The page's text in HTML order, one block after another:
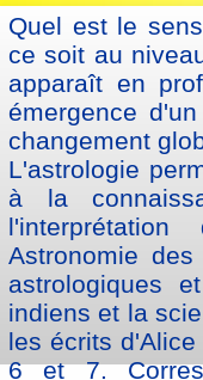
Quel est le
ce soit au
apparaît en
émergence
changement
L'astrologie
à la
Astronomie
astrologiques
indiens et la
les écrits
6 et 7.